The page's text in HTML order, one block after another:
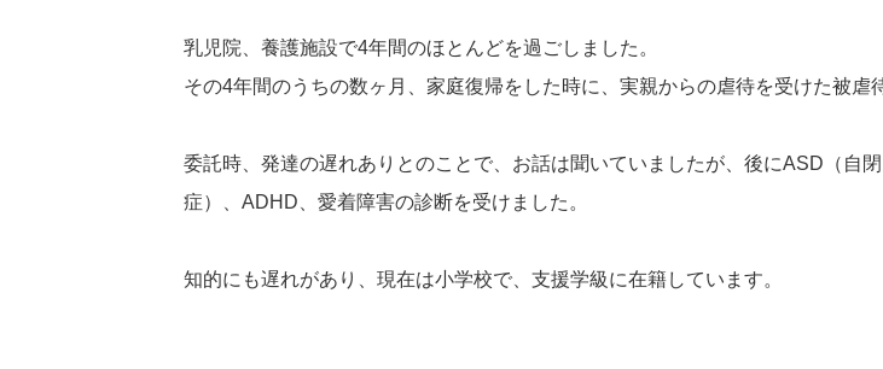
乳児院、養護施設で4年間のほとんどを過ごしました。
その4年間のうちの数ヶ月、家庭復帰をした時に、実親からの虐待を受けた被虐
委託時、発達の遅れありとのことで、お話は聞いていましたが、後にASD（自
症）、ADHD、愛着障害の診断を受けました。
知的にも遅れがあり、現在は小学校で、支援学級に在籍しています。